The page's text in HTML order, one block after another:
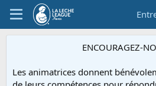
ENCOURAGEZ-
Les animatrices donnent